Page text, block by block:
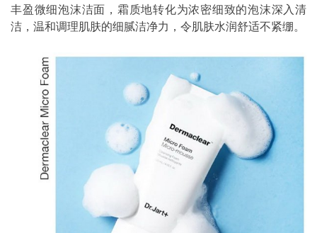
丰盈微细泡沫洁面，霜质地转化为浓密细致的泡沫深入清
洁，温和调理肌肤的细腻洁净力，令肌肤水润舒适不紧绷。